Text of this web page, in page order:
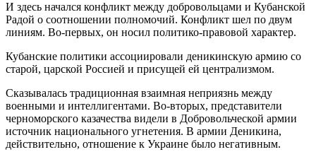
И здесь начался конфликт между добровольцами и Кубанской
Радой о соотношении полномочий. Конфликт шел по двум
линиям. Во-первых, он носил политико-правовой характер.
Кубанские политики ассоциировали деникинскую армию со
старой, царской Россией и присущей ей централизмом.
Сказывалась традиционная взаимная неприязнь между
военными и интеллигентами. Во-вторых, представители
черноморского казачества видели в Добровольческой армии
источник национального угнетения. В армии Деникина,
действительно, отношение к Украине было негативным.